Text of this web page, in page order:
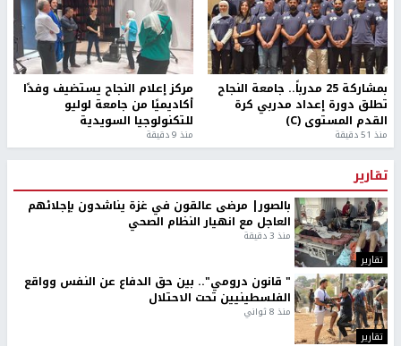
بمشاركة 25 مدرباً.. جامعة النجاح
تطلق دورة إعداد مدربي كرة
القدم المستوى (C)
منذ 51 دقيقة
مركز إعلام النجاح يستضيف وفدًا
أكاديميًا من جامعة لوليو
للتكنولوجيا السويدية
منذ 9 دقيقة
تقارير
تقارير
بالصور| مرضى عالقون في غزة يناشدون بإجلائهم
العاجل مع انهيار النظام الصحي
منذ 3 دقيقة
تقارير
" قانون درومي".. بين حق الدفاع عن النفس وواقع
الفلسطينيين تحت الاحتلال
منذ 8 ثواني